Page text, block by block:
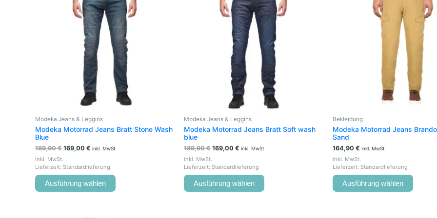
Modeka Jeans & Leggins
Modeka Motorrad Jeans Bratt Stone Wash
Blue
189,90€ 169,00 € inkl. MwSt
inkl. MwSt.
Lieferzeit: Standardlieferung
Ausführung wählen
mehrere
Varianten
auf.
Die
Optionen
können
auf
der
Produktseite
gewählt
Modeka Jeans & Leggins
Modeka Motorrad Jeans Bratt Soft wash
blue
189,90€ 169,00 € inkl. MwSt
inkl. MwSt.
Lieferzeit: Standardlieferung
Ausführung wählen
mehrere
Varianten
Optionen
können
der
Produktseite
gewählt
werden
Bekleidung
Modeka Motorrad Jeans
Sand
164,90 € inkl. MwSt
inkl. MwSt.
Lieferzeit: Standardlieferung
Ausführung wählen
mehrere
auf.
können
auf
der
gewählt